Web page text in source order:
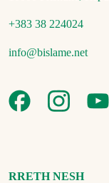
+383 38 224024
info@bislame.net
RRETH NESH